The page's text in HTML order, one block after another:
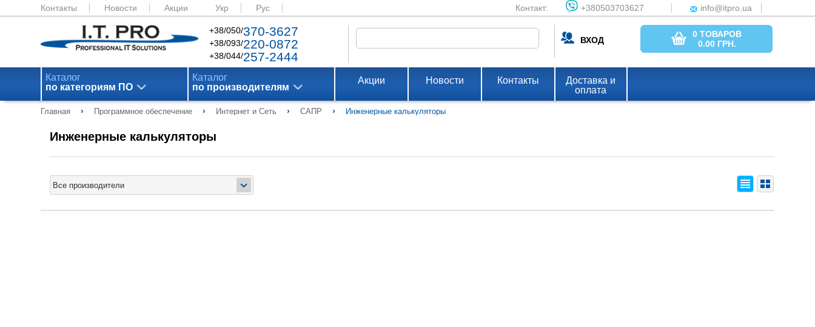
Контакты Новости Акции Укр Рус Контакт: +380503703627 info@itpro.ua
+38/050/370-3627
+38/093/220-0872
+38/044/257-2444
ВХОД
0 ТОВАРОВ
0.00 ГРН.
Каталог
по категориям ПО
Каталог
по производителям
Акции Новости Контакты
Доставка и
оплата
Главная › Программное обеспечение › Интернет и Сеть › САПР › Инженерные калькуляторы
Инженерные калькуляторы